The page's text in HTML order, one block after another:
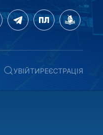
УВІЙТИРЕЄСТРАЦІЯ